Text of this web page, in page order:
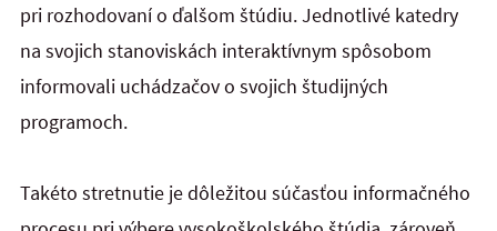
pri rozhodovaní o ďalšom štúdiu. Jednotlivé katedry
na svojich stanoviskách interaktívnym spôsobom
informovali uchádzačov o svojich študijných
programoch.
Takéto stretnutie je dôležitou súčasťou informačného